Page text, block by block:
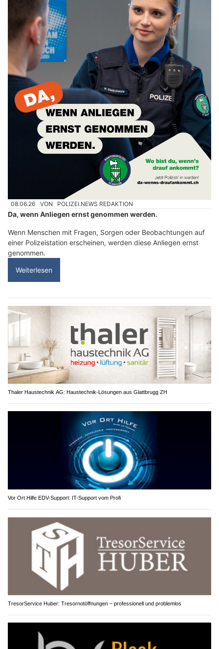
08.06.26 VON POLIZEI.NEWS REDAKTION
Da, wenn Anliegen ernst genommen werden.
Wenn Menschen mit Fragen, Sorgen oder Beobachtungen auf
einer Polizeistation erscheinen, werden diese Anliegen ernst
genommen.
Weiterlesen
Thaler Haustechnik AG: Haustechnik-Lösungen aus Glattbrugg ZH
Vor Ort Hilfe EDV-Support: IT-Support vom Profi
TresorService Huber: Tresornotöffnungen – professionell und problemlos